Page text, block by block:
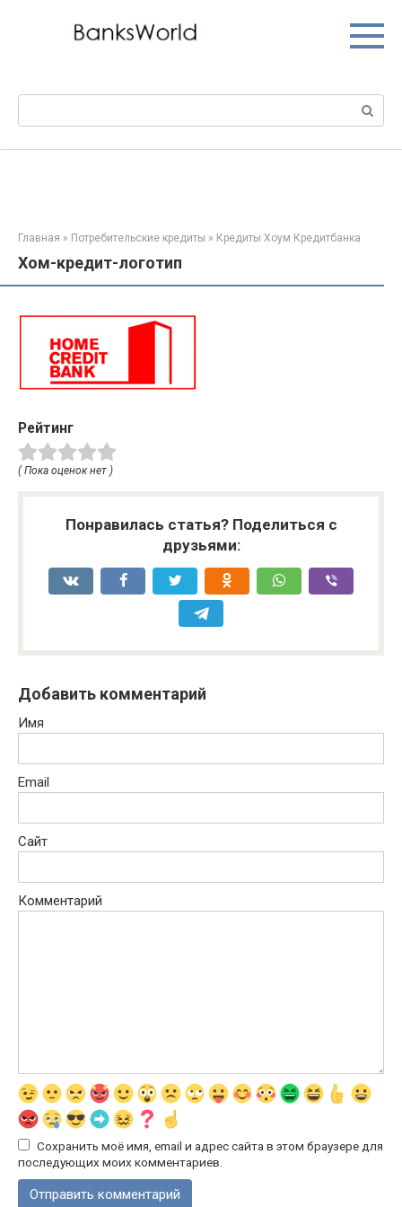
Поиск:
Главная » Потребительские кредиты » Кредиты Хоум Кредитбанка
Хом-кредит-логотип
Рейтинг
( Пока оценок нет )
Понравилась статья? Поделиться с
друзьями:
Добавить комментарий
Имя
Email
Сайт
Комментарий
Сохранить моё имя, email и адрес сайта в этом браузере для
последующих моих комментариев.